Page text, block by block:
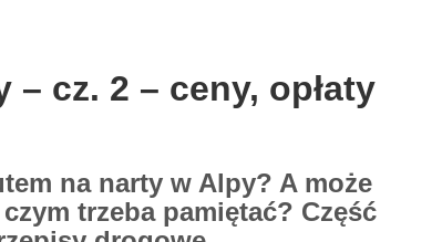
– cz. 2 – ceny, opłaty
na narty w Alpy? A może
trzeba pamiętać? Część